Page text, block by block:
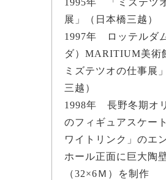
1995年 「ミズテツ
展」（日本橋三越）
1997年 ロッテルダ
ダ）MARITIUM美術
ミズテツオの仕事展
三越）
1998年 長野冬期オ
のフィギュアスケー
ワイトリンク」のエ
ホール正面に巨大陶
（32×6Ｍ）を制作